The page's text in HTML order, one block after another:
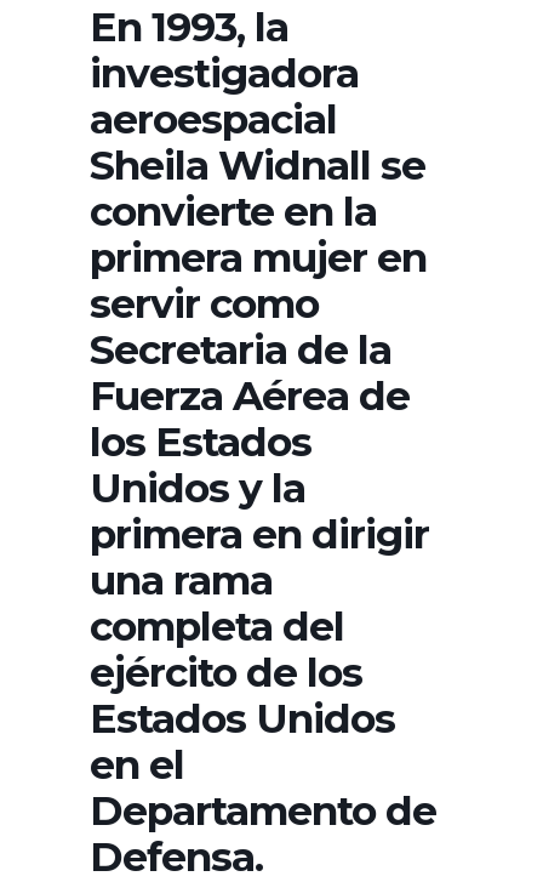
En 1993, la
investigadora
aeroespacial
Sheila Widnall se
convierte en la
primera mujer en
servir como
Secretaria de la
Fuerza Aérea de
los Estados
Unidos y la
primera en dirigir
una rama
completa del
ejército de los
Estados Unidos
en el
Departamento de
Defensa.